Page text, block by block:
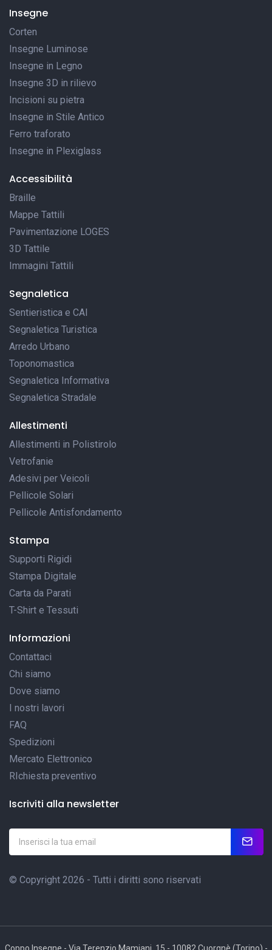
Insegne
Corten
Insegne Luminose
Insegne in Legno
Insegne 3D in rilievo
Incisioni su pietra
Insegne in Stile Antico
Ferro traforato
Insegne in Plexiglass
Accessibilità
Braille
Mappe Tattili
Pavimentazione LOGES
3D Tattile
Immagini Tattili
Segnaletica
Sentieristica e CAI
Segnaletica Turistica
Arredo Urbano
Toponomastica
Segnaletica Informativa
Segnaletica Stradale
Allestimenti
Allestimenti in Polistirolo
Vetrofanie
Adesivi per Veicoli
Pellicole Solari
Pellicole Antisfondamento
Stampa
Supporti Rigidi
Stampa Digitale
Carta da Parati
T-Shirt e Tessuti
Informazioni
Contattaci
Chi siamo
Dove siamo
I nostri lavori
FAQ
Spedizioni
Mercato Elettronico
RIchiesta preventivo
Iscriviti alla newsletter
© Copyright 2026 - Tutti i diritti sono riservati